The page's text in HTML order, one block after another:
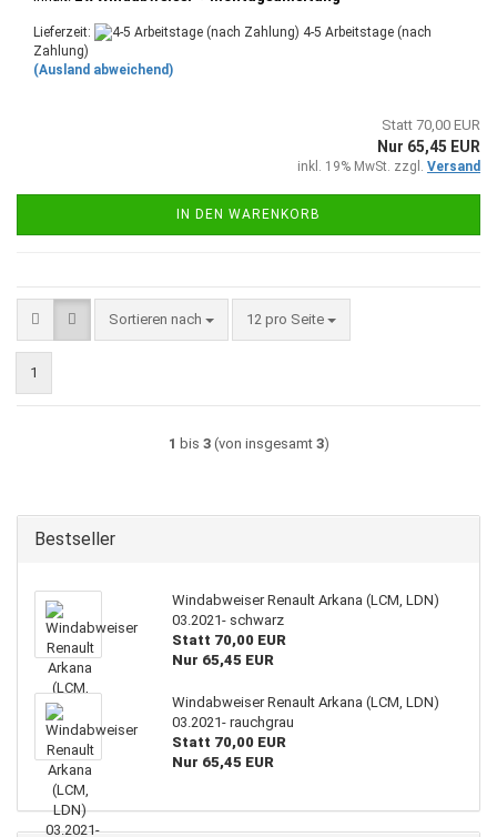
Lieferzeit:
4-5 Arbeitstage (nach
Zahlung)
(Ausland abweichend)
Statt 70,00 EUR
Nur 65,45 EUR
inkl. 19% MwSt. zzgl. Versand
IN DEN WARENKORB
Sortieren nach
Sortieren nach 12 pro Seite
pro Seite
1
1 bis 3(von insgesamt 3)
Bestseller
Windabweiser Renault Arkana (LCM, LDN)
03.2021- schwarz
Statt 70,00 EUR
Nur 65,45 EUR
Windabweiser Renault Arkana (LCM, LDN)
03.2021- rauchgrau
Statt 70,00 EUR
Nur 65,45 EUR